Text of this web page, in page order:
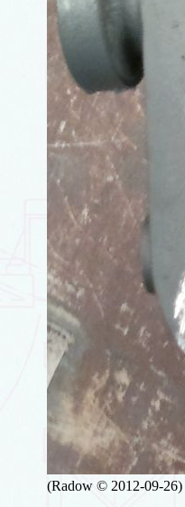
(Radow © 2012-09-26)